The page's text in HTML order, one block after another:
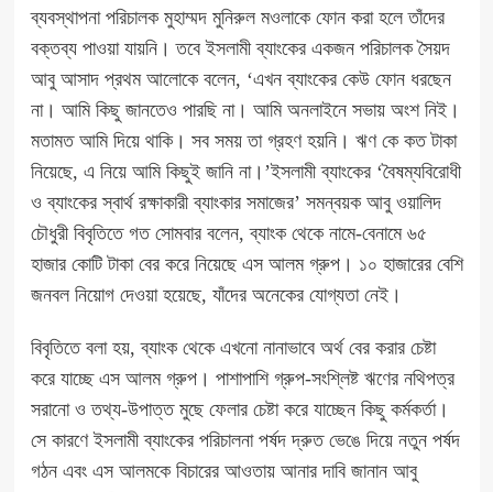
ব্যবস্থাপনা পরিচালক মুহাম্মদ মুনিরুল মওলাকে ফোন করা হলে তাঁদের
বক্তব্য পাওয়া যায়নি। তবে ইসলামী ব্যাংকের একজন পরিচালক সৈয়দ
আবু আসাদ প্রথম আলোকে বলেন, ‘এখন ব্যাংকের কেউ ফোন ধরছেন
না। আমি কিছু জানতেও পারছি না। আমি অনলাইনে সভায় অংশ নিই।
মতামত আমি দিয়ে থাকি। সব সময় তা গ্রহণ হয়নি। ঋণ কে কত টাকা
নিয়েছে, এ নিয়ে আমি কিছুই জানি না।’ইসলামী ব্যাংকের ‘বৈষম্যবিরোধী
ও ব্যাংকের স্বার্থ রক্ষাকারী ব্যাংকার সমাজের’ সমন্বয়ক আবু ওয়ালিদ
চৌধুরী বিবৃতিতে গত সোমবার বলেন, ব্যাংক থেকে নামে-বেনামে ৬৫
হাজার কোটি টাকা বের করে নিয়েছে এস আলম গ্রুপ। ১০ হাজারের বেশি
জনবল নিয়োগ দেওয়া হয়েছে, যাঁদের অনেকের যোগ্যতা নেই।
বিবৃতিতে বলা হয়, ব্যাংক থেকে এখনো নানাভাবে অর্থ বের করার চেষ্টা
করে যাচ্ছে এস আলম গ্রুপ। পাশাপাশি গ্রুপ-সংশ্লিষ্ট ঋণের নথিপত্র
সরানো ও তথ্য-উপাত্ত মুছে ফেলার চেষ্টা করে যাচ্ছেন কিছু কর্মকর্তা।
সে কারণে ইসলামী ব্যাংকের পরিচালনা পর্ষদ দ্রুত ভেঙে দিয়ে নতুন পর্ষদ
গঠন এবং এস আলমকে বিচারের আওতায় আনার দাবি জানান আবু